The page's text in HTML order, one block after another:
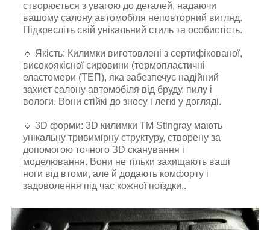
створюється з увагою до деталей, надаючи
вашому салону автомобіля неповторний вигляд.
Підкресліть свій унікальний стиль та особистість.
🔸 Якість: Килимки виготовлені з сертифікованої,
високоякісної сировини (термопластичні
еластомери (ТЕП), яка забезпечує надійний
захист салону автомобіля від бруду, пилу і
вологи. Вони стійкі до зносу і легкі у догляді.
🔸 3D форми: 3D килимки TM Stingray мають
унікальну тривимірну структуру, створену за
допомогою точного ЗD сканування і
моделювання. Вони не тільки захищають ваші
ноги від втоми, але й додають комфорту і
задоволення під час кожної поїздки..